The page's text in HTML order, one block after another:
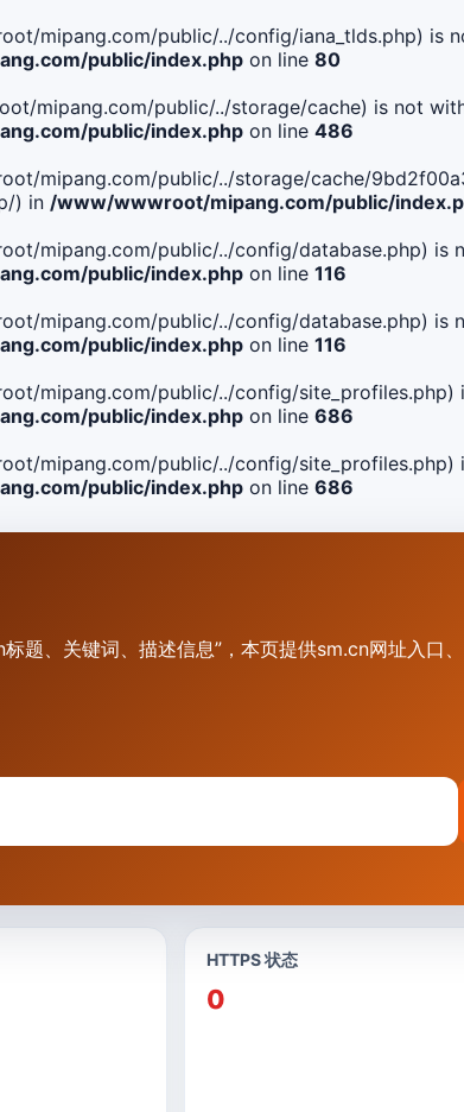
mipang.com/public/../config/iana_tlds.php) is
public/index.php on line 80
mipang.com/public/../storage/cache) is not
public/index.php on line 486
mipang.com/public/../storage/cache/
) in /www/wwwroot/mipang.com/public/
mipang.com/public/../config/database.php) is
public/index.php on line 116
mipang.com/public/../config/database.php) is
public/index.php on line 116
mipang.com/public/../config/
public/index.php on line 686
mipang.com/public/../config/
public/index.php on line 686
题、关键词、描述信息”，本页提供sm.cn网址入口
HTTPS 状态
0